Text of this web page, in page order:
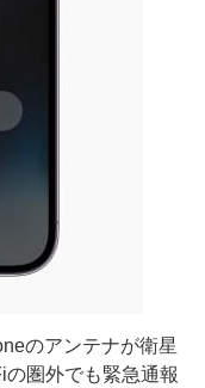
のアンテナが衛星
圏外でも緊急通報